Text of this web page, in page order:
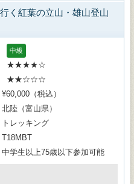
く紅葉の立山・雄山登山
中級
★★★★☆
★★☆☆☆
¥60,000（税込）
北陸（富山県）
トレッキング
T18MBT
中学生以上75歳以下参加可能